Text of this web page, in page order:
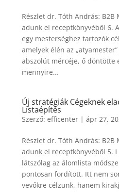
Részlet dr. Tóth András: B2B
adunk el receptkönyvéből 6.
egy mesterséghez tartozók
amelyek élén az
abszolút mércéje, ő döntötte
mennyire...
Új stratégiák Cégeknek
Listaépítés
Szerző: efficenter| ápr 27,
Részlet dr. Tóth András: B2B
adunk el receptkönyvéből 5.
látszólag az álomlista
pontosan fordított. Itt nem
vevőkre célzunk, hanem